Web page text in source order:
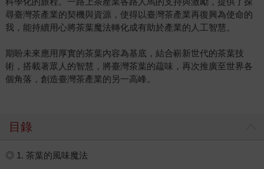
尋臺灣茶產業的契機與資源，使得以臺灣茶產業再復興為使命的
我，能持續用心將茶葉魔法轉化成有助於產業的人工智慧。
期盼未來應用厚實的茶葉內容為基底，結合嶄新世代的茶葉技
術，搭載著眾人的智慧，將臺灣茶葉的藴味，再次推廣至世界各
個角落，創造臺灣茶產業的另一高峰。
目錄
◎ 1. 茶葉的風味魔法